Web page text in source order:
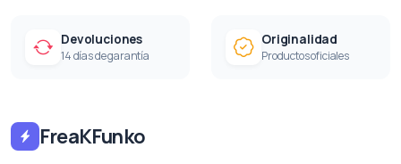
Devoluciones
14 días de garantía
Originalidad
Productos oficiales
FreaKFunko